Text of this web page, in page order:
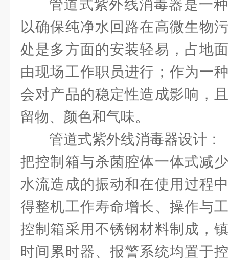
管道式紫外线消毒器是一
以确保纯净水回路在高微生物
处是多方面的安装轻易，占地
由现场工作职员进行；作为一
会对产品的稳定性造成影响，
留物、颜色和气味。
管道式紫外线消毒器设计
把控制箱与杀菌腔体一体式减
水流造成的振动和在使用过程
得整机工作寿命增长、操作与
控制箱采用不锈钢材料制成，
时间累时器、报警系统均置于